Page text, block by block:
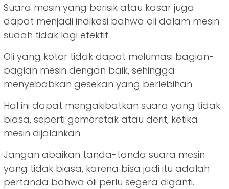
Suara mesin yang berisik atau kasar juga
dapat menjadi indikasi bahwa oli dalam mesin
sudah tidak lagi efektif.
Oli yang kotor tidak dapat melumasi bagian-
bagian mesin dengan baik, sehingga
menyebabkan gesekan yang berlebihan.
Hal ini dapat mengakibatkan suara yang tidak
biasa, seperti gemeretak atau derit, ketika
mesin dijalankan.
Jangan abaikan tanda-tanda suara mesin
yang tidak biasa, karena bisa jadi itu adalah
pertanda bahwa oli perlu segera diganti.